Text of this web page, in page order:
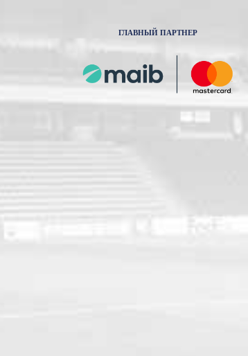
ГЛАВНЫЙ ПАРТНЕР